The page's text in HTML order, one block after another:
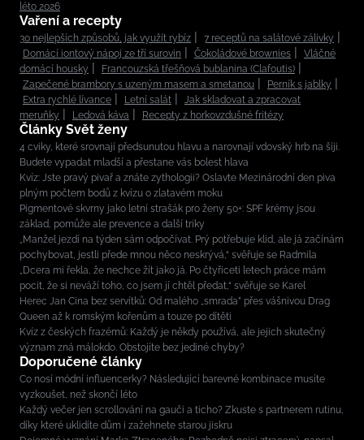
léto 2026
Vaření a recepty
30 nejlepších způsobů, jak využít rybíz
7 receptů na salátové zálivky
Domácí iontový nápoj ze tří surovin
Čokoládové brownies
Vláčné
domácí housky
Francouzská třešňová bublanina (Clafoutis)
Zapečené brambory s uzeným masem a smetanou
Perník s jablky
Extra rychlé lívance
Letní salát
Jak skladovat a zpracovat
meruňky
Ledová káva Recepty z horkovzdušné fritézy
Články Svět ženy
4 cviky, které srovnají předsunutou hlavu a narovnají vdovský hrb na šíji.
Budete vypadat mladší a přestane vás bolest hlava
Kvíz: Jste pravý pivař a znáte zythologii? Oslavte Mezinárodní den piva
plným počtem bodů z kvízu o zlatavém moku
Pigmentové skvrny jako letní strašák pro ženy 50+: SPF krémy jsou
základ, pomůže ale prevence a další triky
„Manžel jezdí na týden sám odpočívat. Prý potřebuje klid, ale já začínám
pochybovat, jestli přede mnou něco neskrývá,“ svěřuje se Radmila
„Dcera mi řekla, že nechce žít jako já. Po čtyřiceti letech práce mám
pocit, že si neváží toho, co jsem jí chtěl předat,“ svěřuje se Karel
Herec Jan Cina bez servítků: Od malého „smrada” přes vášnivou Drag
Queen až k romským kořenům a touze po dítěti
Kvíz z českých frazémů: Každý je někdy používá, ale jejich skutečný
význam zná málokdo. Obstojíte bez jediné chyby?
Doporučené články
Co nosí módní influencerky? Následující barevné kombinace musíte
vyzkoušet, než skončí léto
Každý večer jen scrollování na gauči a ticho? Zkuste s partnerem rutinu,
díky které uklidíte dům i zažehnete starou jiskru